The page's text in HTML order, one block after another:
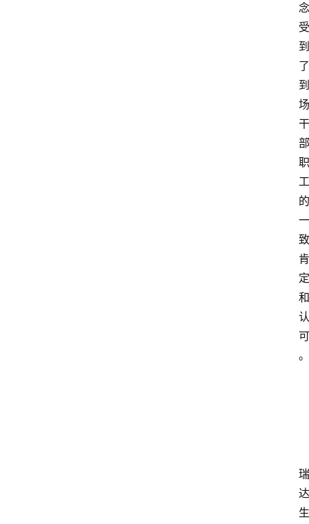
念
受
到
了
到
场
干
部
职
工
的
一
致
肯
定
和
认
可
。
瑞
达
生